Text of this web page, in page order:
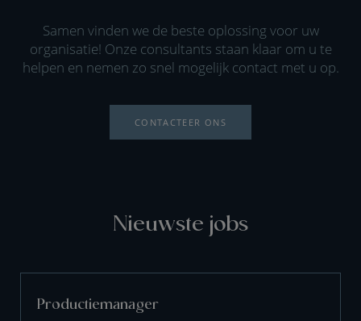
Samen vinden we de beste oplossing voor uw
organisatie! Onze consultants staan klaar om u te
helpen en nemen zo snel mogelijk contact met u op.
CONTACTEER ONS
Nieuwste jobs
Productiemanager